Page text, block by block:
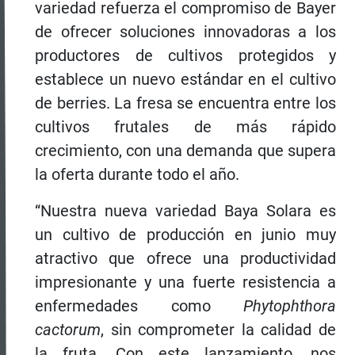
variedad refuerza el compromiso de Bayer
de ofrecer soluciones innovadoras a los
productores de cultivos protegidos y
establece un nuevo estándar en el cultivo
de berries. La fresa se encuentra entre los
cultivos frutales de más rápido
crecimiento, con una demanda que supera
la oferta durante todo el año.
“Nuestra nueva variedad Baya Solara es
un cultivo de producción en junio muy
atractivo que ofrece una productividad
impresionante y una fuerte resistencia a
enfermedades como Phytophthora
cactorum, sin comprometer la calidad de